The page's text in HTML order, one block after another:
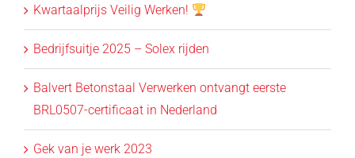
Kwartaalprijs Veilig Werken!
Bedrijfsuitje 2025 – Solex rijden
Balvert Betonstaal Verwerken ontvangt eerste
BRL0507-certificaat in Nederland
Gek van je werk 2023